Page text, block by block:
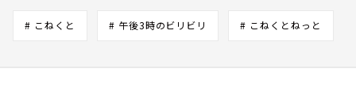
# こねくと # 午後3時のビリビリ # こねくとねっと